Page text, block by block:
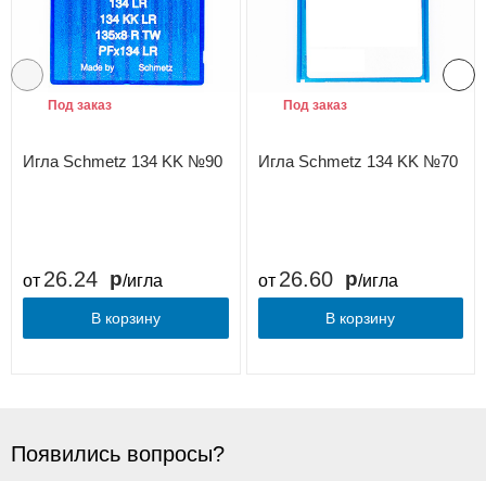
Игла Schmetz 134 KK №90
Под заказ
от 26.24 /игла
В корзину
Игла Schmetz 134 KK №70
Под заказ
от 26.60 /игла
В корзину
Появились вопросы?